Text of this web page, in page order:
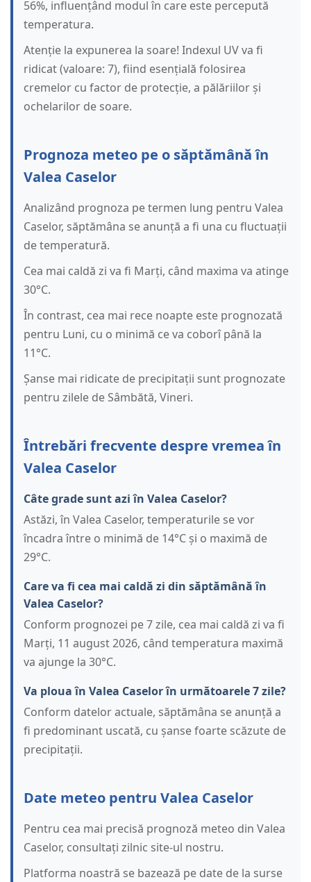
56%, influențând modul în care este percepută
temperatura.
Atenție la expunerea la soare! Indexul UV va fi
ridicat (valoare: 7), fiind esențială folosirea
cremelor cu factor de protecție, a pălăriilor și
ochelarilor de soare.
Prognoza meteo pe o săptămână în
Valea Caselor
Analizând prognoza pe termen lung pentru Valea
Caselor, săptămâna se anunță a fi una cu fluctuații
de temperatură.
Cea mai caldă zi va fi Marți, când maxima va atinge
30°C.
În contrast, cea mai rece noapte este prognozată
pentru Luni, cu o minimă ce va coborî până la
11°C.
Șanse mai ridicate de precipitații sunt prognozate
pentru zilele de Sâmbătă, Vineri.
Întrebări frecvente despre vremea în
Valea Caselor
Câte grade sunt azi în Valea Caselor?
Astăzi, în Valea Caselor, temperaturile se vor
încadra între o minimă de 14°C și o maximă de
29°C.
Care va fi cea mai caldă zi din săptămână în
Valea Caselor?
Conform prognozei pe 7 zile, cea mai caldă zi va fi
Marți, 11 august 2026, când temperatura maximă
va ajunge la 30°C.
Va ploua în Valea Caselor în următoarele 7 zile?
Conform datelor actuale, săptămâna se anunță a
fi predominant uscată, cu șanse foarte scăzute de
precipitații.
Date meteo pentru Valea Caselor
Pentru cea mai precisă prognoză meteo din Valea
Caselor, consultați zilnic site-ul nostru.
Platforma noastră se bazează pe date de la surse